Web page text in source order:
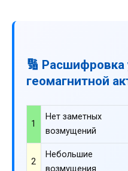
🔢 Расшифровка
геомагнитной
1
Нет заметных
возмущений
2
Небольшие